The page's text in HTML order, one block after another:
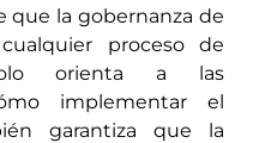
que la gobernanza de
proceso de
orienta a las
implementar el
garantiza que la